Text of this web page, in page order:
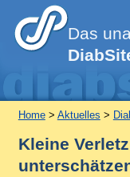
Das
Home> Aktuelles >
Kleine